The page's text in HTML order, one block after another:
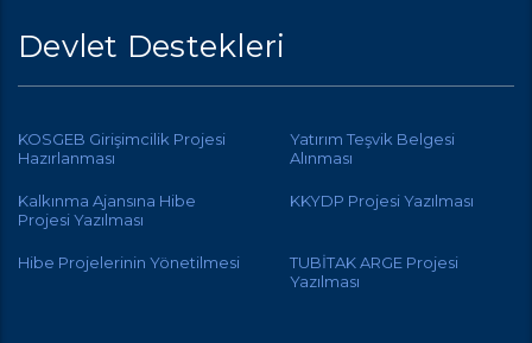
Devlet Destekleri
KOSGEB Girişimcilik Projesi
Hazırlanması
Yatırım Teşvik Belgesi
Alınması
Kalkınma Ajansına Hibe
Projesi Yazılması
KKYDP Projesi Yazılması
Hibe Projelerinin Yönetilmesi
TUBİTAK ARGE Projesi
Yazılması